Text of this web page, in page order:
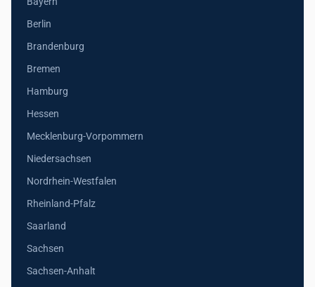
Berlin
Brandenburg
Bremen
Hamburg
Hessen
Mecklenburg-Vorpommern
Niedersachsen
Nordrhein-Westfalen
Rheinland-Pfalz
Saarland
Sachsen
Sachsen-Anhalt